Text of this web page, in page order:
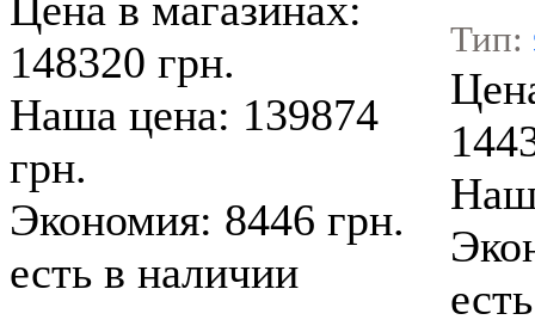
148320 грн.
Наша цена: 139874
грн.
Экономия: 8446 грн.
есть в наличии
Тип: